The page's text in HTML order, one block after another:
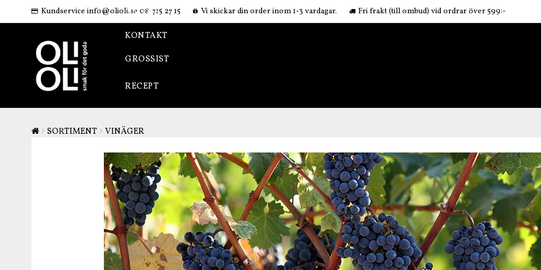
Kundservice info@olioli.se 08-715 27 15 Vi skickar din order inom 1-3 vardagar. Fri frakt (till ombud) vid ordrar över 599:-
OM OSS
KONTAKT
GROSSIST
RECEPT
SORTIMENT VINÄGER